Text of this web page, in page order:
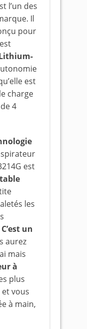
l’un des
Il
pour
est
charge
4
est
les
C’est un
aurez
mais
à
plus
vous
à main,